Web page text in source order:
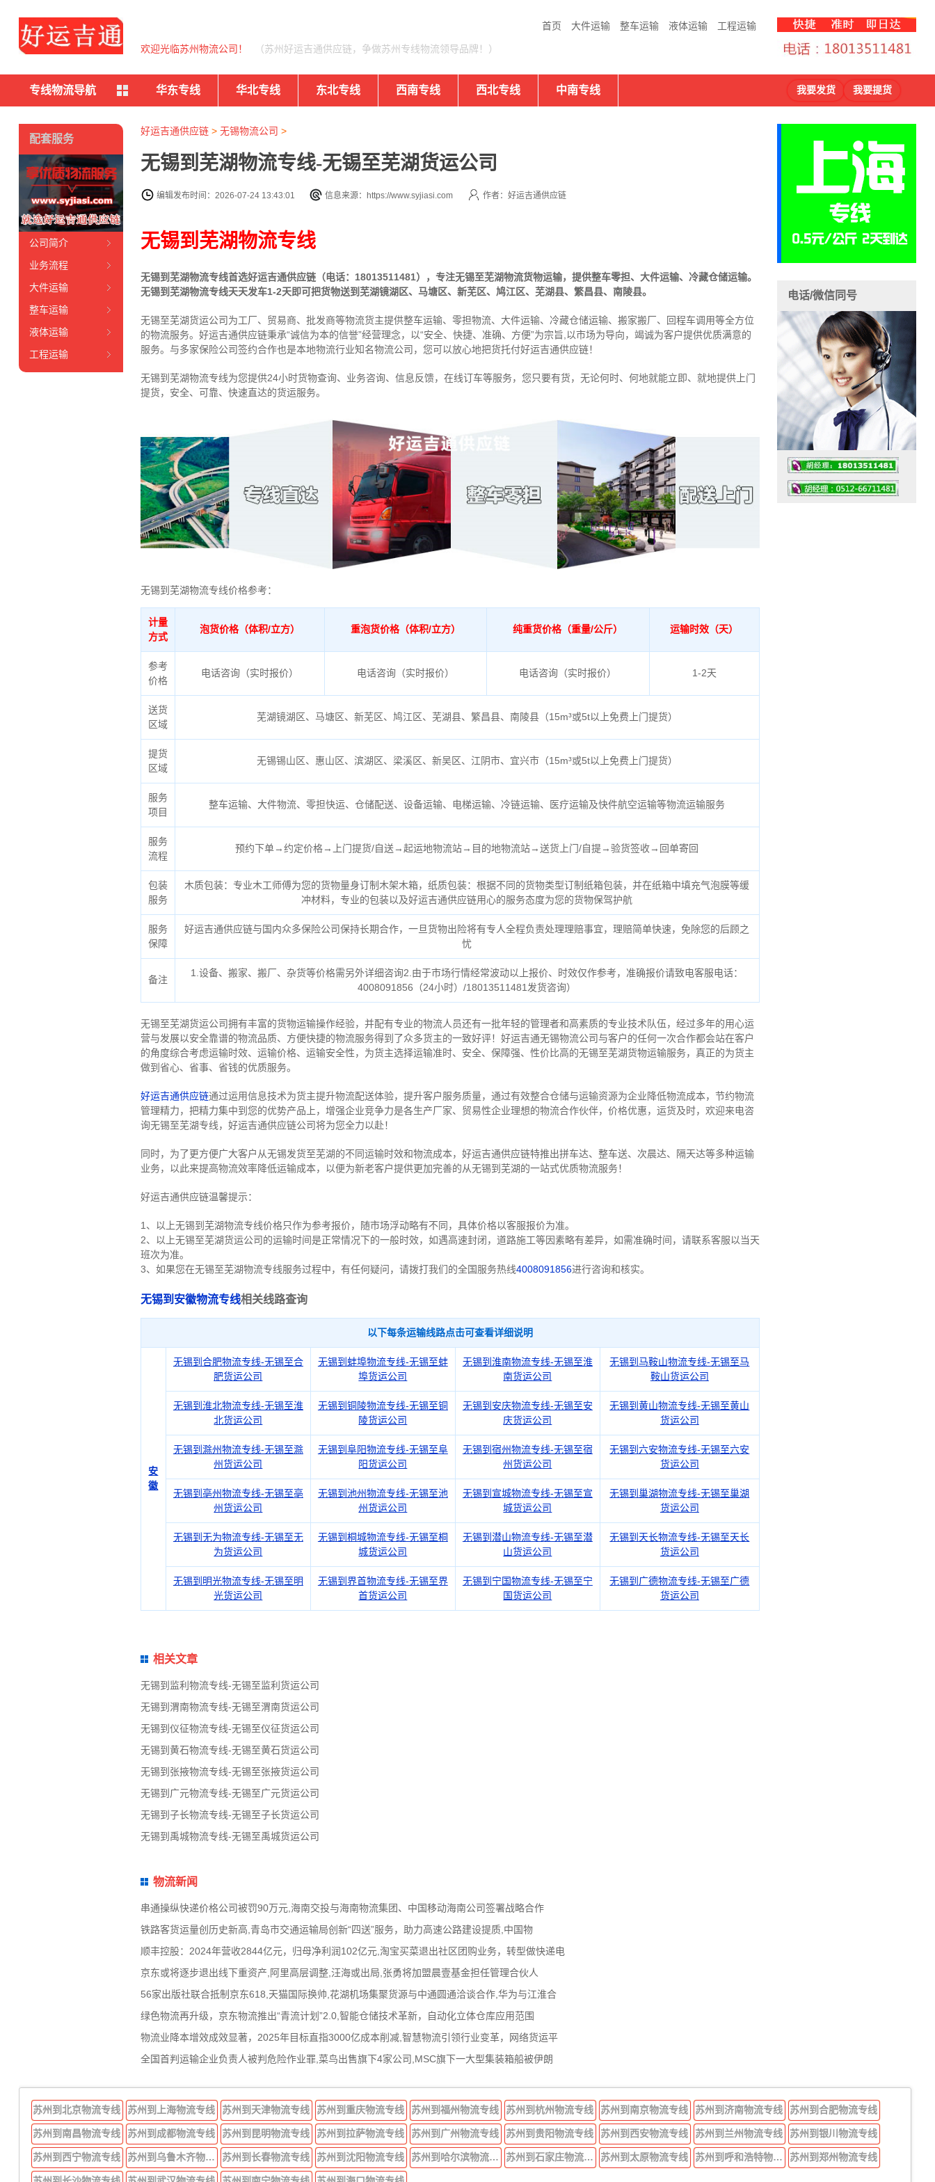
首页 大件运输 整车运输 液体运输 工程运输
欢迎光临苏州物流公司！ （苏州好运吉通供应链，争做苏州专线物流领导品牌！）
专线物流导航 华东专线 华北专线 东北专线 西南专线 西北专线 中南专线 我要发货 我要提货
好运吉通供应链> 无锡物流公司 >
无锡到芜湖物流专线-无锡至芜湖货运公司
编辑发布时间：2026-07-24 13:43:01 信息来源：https://www.syjiasi.com 作者：好运吉通供应链
无锡到芜湖物流专线
无锡到芜湖物流专线首选好运吉通供应链（电话：18013511481），专注无锡至芜湖物流货物运输，提供整车零担、大件运输、冷藏仓储运输。
无锡到芜湖物流专线天天发车1-2天即可把货物送到芜湖镜湖区、马塘区、新芜区、鸠江区、芜湖县、繁昌县、南陵县。
无锡至芜湖货运公司为工厂、贸易商、批发商等物流货主提供整车运输、零担物流、大件运输、冷藏仓储运输、搬家搬厂、回程车调用等全方位
的物流服务。好运吉通供应链秉承“诚信为本的信誉”经营理念，以“安全、快捷、准确、方便”为宗旨,以市场为导向，竭诚为客户提供优质满意的
服务。 与多家保险公司签约合作也是本地物流行业知名物流公司，您可以放心地把货托付好运吉通供应链！
无锡到芜湖物流专线为您提供24小时货物查询、业务咨询、信息反馈，在线订车等服务，您只要有货，无论何时、何地就能立即、就地提供上门
提货，安全、可靠、快速直达的货运服务。
无锡到芜湖物流专线价格参考：
计量
方式
泡货价格（体积/立方） 重泡货价格（体积/立方） 纯重货价格（重量/公斤） 运输时效（天）
参考
价格
电话咨询（实时报价） 电话咨询（实时报价） 电话咨询（实时报价） 1-2天
送货
区域
芜湖镜湖区、马塘区、新芜区、鸠江区、芜湖县、繁昌县、南陵县（15m³或5t以上免费上门提货）
提货
区域
无锡锡山区、惠山区、滨湖区、梁溪区、新吴区、江阴市、宜兴市（15m³或5t以上免费上门提货）
服务
项目
整车运输、大件物流、零担快运、仓储配送、设备运输、电梯运输、冷链运输、医疗运输及快件航空运输等物流运输服务
服务
流程
预约下单→约定价格→上门提货/自送→起运地物流站→目的地物流站→送货上门/自提→验货签收→回单寄回
包装
服务
木质包装：专业木工师傅为您的货物量身订制木架木箱，纸质包装：根据不同的货物类型订制纸箱包装，并在纸箱中填充气泡膜等缓
冲材料，专业的包装以及好运吉通供应链用心的服务态度为您的货物保驾护航
服务
保障
好运吉通供应链与国内众多保险公司保持长期合作，一旦货物出险将有专人全程负责处理理赔事宜，理赔简单快速，免除您的后顾之
忧
备注
1.设备、搬家、搬厂、杂货等价格需另外详细咨询2.由于市场行情经常波动以上报价、时效仅作参考，准确报价请致电客服电话：
4008091856（24小时）/18013511481发货咨询）
无锡至芜湖货运公司拥有丰富的货物运输操作经验，并配有专业的物流人员还有一批年轻的管理者和高素质的专业技术队伍，经过多年的用心运
营与发展以安全靠谱的物流品质、方便快捷的物流服务得到了众多货主的一致好评！好运吉通无锡物流公司与客户的任何一次合作都会站在客户
的角度综合考虑运输时效、运输价格、运输安全性，为货主选择运输准时、安全、保障强、性价比高的无锡至芜湖货物运输服务，真正的为货主
做到省心、省事、省钱的优质服务。
好运吉通供应链通过运用信息技术为货主提升物流配送体验，提升客户服务质量，通过有效整合仓储与运输资源为企业降低物流成本，节约物流
管理精力，把精力集中到您的优势产品上，增强企业竞争力是各生产厂家、贸易性企业理想的物流合作伙伴，价格优惠，运货及时，欢迎来电咨
询无锡至芜湖专线，好运吉通供应链公司将为您全力以赴！
同时，为了更方便广大客户从无锡发货至芜湖的不同运输时效和物流成本，好运吉通供应链特推出拼车达、整车送、次晨达、隔天达等多种运输
业务，以此来提高物流效率降低运输成本，以便为新老客户提供更加完善的从无锡到芜湖的一站式优质物流服务！
好运吉通供应链温馨提示：
1、以上无锡到芜湖物流专线价格只作为参考报价，随市场浮动略有不同，具体价格以客服报价为准。
2、以上无锡至芜湖货运公司的运输时间是正常情况下的一般时效，如遇高速封闭，道路施工等因素略有差异，如需准确时间，请联系客服以当天
班次为准。
3、如果您在无锡至芜湖物流专线服务过程中，有任何疑问，请拨打我们的全国服务热线4008091856进行咨询和核实。
无锡到安徽物流专线相关线路查询
以下每条运输线路点击可查看详细说明
安
徽
无锡到合肥物流专线-无锡至合
肥货运公司
无锡到蚌埠物流专线-无锡至蚌
埠货运公司
无锡到淮南物流专线-无锡至淮
南货运公司
无锡到马鞍山物流专线-无锡至马
鞍山货运公司
无锡到淮北物流专线-无锡至淮
北货运公司
无锡到铜陵物流专线-无锡至铜
陵货运公司
无锡到安庆物流专线-无锡至安
庆货运公司
无锡到黄山物流专线-无锡至黄山
货运公司
无锡到滁州物流专线-无锡至滁
州货运公司
无锡到阜阳物流专线-无锡至阜
阳货运公司
无锡到宿州物流专线-无锡至宿
州货运公司
无锡到六安物流专线-无锡至六安
货运公司
无锡到亳州物流专线-无锡至亳
州货运公司
无锡到池州物流专线-无锡至池
州货运公司
无锡到宣城物流专线-无锡至宣
城货运公司
无锡到巢湖物流专线-无锡至巢湖
货运公司
无锡到无为物流专线-无锡至无
为货运公司
无锡到桐城物流专线-无锡至桐
城货运公司
无锡到潜山物流专线-无锡至潜
山货运公司
无锡到天长物流专线-无锡至天长
货运公司
无锡到明光物流专线-无锡至明
光货运公司
无锡到界首物流专线-无锡至界
首货运公司
无锡到宁国物流专线-无锡至宁
国货运公司
无锡到广德物流专线-无锡至广德
货运公司
相关文章
无锡到监利物流专线-无锡至监利货运公司
无锡到渭南物流专线-无锡至渭南货运公司
无锡到仪征物流专线-无锡至仪征货运公司
无锡到黄石物流专线-无锡至黄石货运公司
无锡到张掖物流专线-无锡至张掖货运公司
无锡到广元物流专线-无锡至广元货运公司
无锡到子长物流专线-无锡至子长货运公司
无锡到禹城物流专线-无锡至禹城货运公司
物流新闻
串通操纵快递价格公司被罚90万元,海南交投与海南物流集团、中国移动海南公司签署战略合作
铁路客货运量创历史新高,青岛市交通运输局创新“四送”服务，助力高速公路建设提质,中国物
顺丰控股：2024年营收2844亿元，归母净利润102亿元,淘宝买菜退出社区团购业务，转型做快递电
京东或将逐步退出线下重资产,阿里高层调整,汪海或出局,张勇将加盟晨壹基金担任管理合伙人
56家出版社联合抵制京东618,天猫国际换帅,花湖机场集聚货源与中通圆通洽谈合作,华为与江淮合
绿色物流再升级，京东物流推出“青流计划”2.0,智能仓储技术革新，自动化立体仓库应用范围
物流业降本增效成效显著，2025年目标直指3000亿成本削减,智慧物流引领行业变革，网络货运平
全国首判运输企业负责人被判危险作业罪,菜鸟出售旗下4家公司,MSC旗下一大型集装箱船被伊朗
配套服务
公司简介
业务流程
大件运输
整车运输
液体运输
工程运输
电话/微信同号
苏州到北京物流专线 苏州到上海物流专线 苏州到天津物流专线 苏州到重庆物流专线 苏州到福州物流专线 苏州到杭州物流专线 苏州到南京物流专线 苏州到济南物流专线 苏州到合肥物流专线
苏州到南昌物流专线 苏州到成都物流专线 苏州到昆明物流专线 苏州到拉萨物流专线 苏州到广州物流专线 苏州到贵阳物流专线 苏州到西安物流专线 苏州到兰州物流专线 苏州到银川物流专线
苏州到西宁物流专线 苏州到乌鲁木齐物流专线 苏州到长春物流专线 苏州到沈阳物流专线 苏州到哈尔滨物流专线 苏州到石家庄物流专线 苏州到太原物流专线 苏州到呼和浩特物流专线 苏州到郑州物流专线